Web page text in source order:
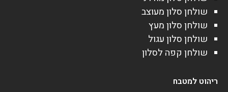
שולחן סלון מעוצב
שולחן סלון מעץ
שולחן סלון עגול
שולחן קפה לסלון
ריהוט למטבח